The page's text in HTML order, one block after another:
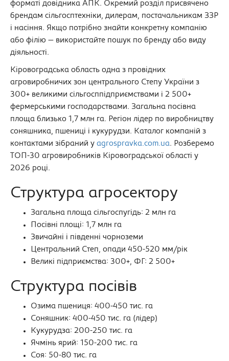
форматі довідника АПК. Окремий розділ присвячено
брендам сільгосптехніки, дилерам, постачальникам ЗЗР
і насіння. Якщо потрібно знайти конкретну компанію
або філію — використайте пошук по бренду або виду
діяльності.
Кіровоградська область одна з провідних
агровиробничих зон центрального Степу України з
300+ великими сільгосппідприємствами і 2 500+
фермерськими господарствами. Загальна посівна
площа близько 1,7 млн га. Регіон лідер по виробництву
соняшника, пшениці і кукурудзи. Каталог компаній з
контактами зібраний у agrospravka.com.ua. Розберемо
ТОП-30 агровиробників Кіровоградської області у
2026 році.
Структура агросектору
Загальна площа сільгоспугідь: 2 млн га
Посівні площі: 1,7 млн га
Звичайні і південні чорноземи
Центральний Степ, опади 450-520 мм/рік
Великі підприємства: 300+, ФГ: 2 500+
Структура посівів
Озима пшениця: 400-450 тис. га
Соняшник: 400-450 тис. га (лідер)
Кукурудза: 200-250 тис. га
Ячмінь ярий: 150-200 тис. га
Соя: 50-80 тис. га